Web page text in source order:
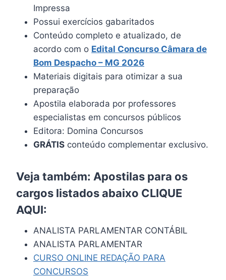
Impressa
Possui exercícios gabaritados
Conteúdo completo e atualizado, de
acordo com o Edital Concurso Câmara de
Bom Despacho – MG 2026
Materiais digitais para otimizar a sua
preparação
Apostila elaborada por professores
especialistas em concursos públicos
Editora: Domina Concursos
GRÁTIS conteúdo complementar exclusivo.
Veja também: Apostilas para os
cargos listados abaixo CLIQUE
AQUI:
ANALISTA PARLAMENTAR CONTÁBIL
ANALISTA PARLAMENTAR
CURSO ONLINE REDAÇÃO PARA
CONCURSOS